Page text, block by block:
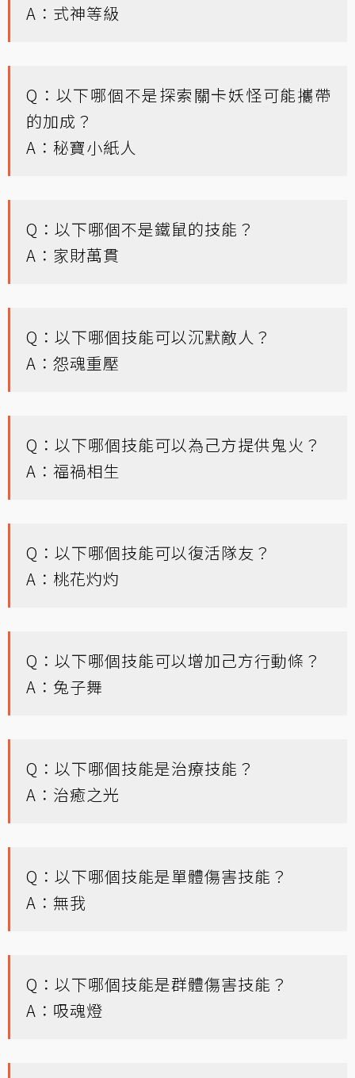
A：式神等級
Q：以下哪個不是探索關卡妖怪可能攜帶
的加成？
A：秘寶小紙人
Q：以下哪個不是鐵鼠的技能？
A：家財萬貫
Q：以下哪個技能可以沉默敵人？
A：怨魂重壓
Q：以下哪個技能可以為己方提供鬼火？
A：福禍相生
Q：以下哪個技能可以復活隊友？
A：桃花灼灼
Q：以下哪個技能可以增加己方行動條？
A：兔子舞
Q：以下哪個技能是治療技能？
A：治癒之光
Q：以下哪個技能是單體傷害技能？
A：無我
Q：以下哪個技能是群體傷害技能？
A：吸魂燈